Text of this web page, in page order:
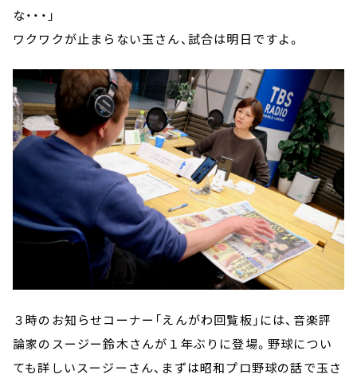
な・・・」
ワクワクが止まらない玉さん、試合は明日ですよ。
３時のお知らせコーナー「えんがわ回覧板」には、音楽評
論家のスージー鈴木さんが１年ぶりに登場。野球につい
ても詳しいスージーさん、まずは昭和プロ野球の話で玉さ